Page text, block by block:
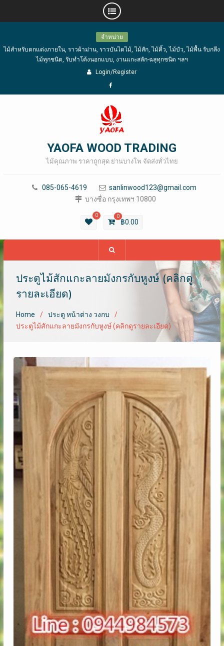
content
จำหน่าย
ไม้สำหรับตกแต่งภายใน, ราวผ้าม่าน, ราวบันไดไม้, ไม้สัก, ไม้คิ้ว, ไม้บัว, ไม้พื้น รับกลึง
ไม้ทุกชนิด, รับทำโค้งนอกแบบ, งานแกะสลัก-ฉลุทุกชนิด ฯลฯ
Login/Register
Facebook
YAOFA WOOD TRADING
ไม้คุณภาพ ราคาถูกสุด ย่านบางโพ จัดส่งทั่วไทย
085-065-4619
sanlinwood123@gmail.com
บางซื่อ กรุงเทพฯ 10800
0 0
฿0.00
ประตูไม้สักแกะลายมังกรกับหูงษ์ (คลิกดู
รายละเอียด)
Home
ประตู หน้าต่าง วงกบ
ประตูไม้สักแกะลายมังกรกับหูงษ์ (คลิกดูรายละเอียด)